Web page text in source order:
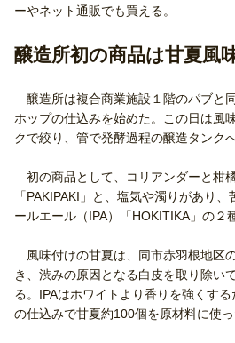
ーやネット通販でも買える。
醸造所初の商品は甘夏風
醸造所は複合商業施設１階のパブと
ホップの仕込みを始めた。この日は風
クで絞り、管で発酵過程の醸造タンク
初の商品として、コリアンダーと柑
「PAKIPAKI」と、塩気や濁りがあり
ールエール（IPA）「HOKITIKA」の２
風味付けの甘夏は、同市赤羽根地区
き、渋みの原因となる白皮を取り除い
る。IPAはホワイトより香りを強くす
の仕込みで甘夏約100個を原材料に使っ